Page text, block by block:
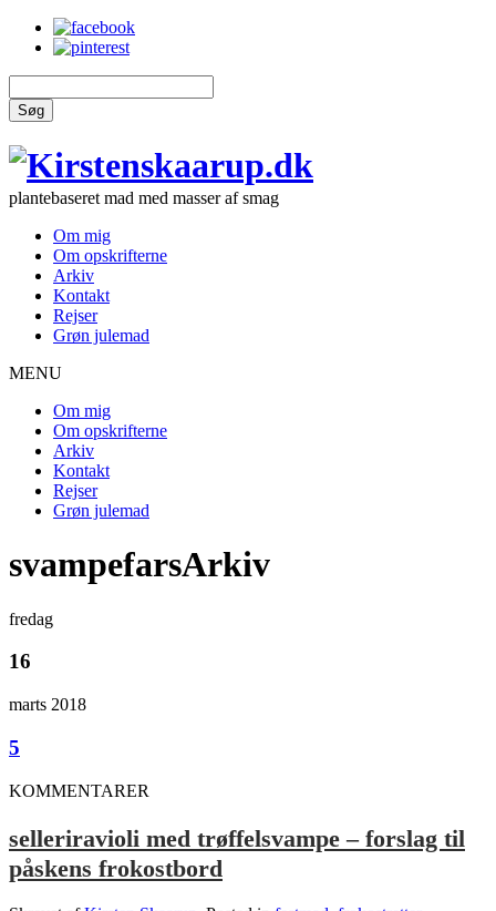
Søg
plantebaseret mad med masser af smag
Om mig
Om opskrifterne
Arkiv
Kontakt
Rejser
Grøn julemad
MENU
Om mig
Om opskrifterne
Arkiv
Kontakt
Rejser
Grøn julemad
svampefarsArkiv
fredag
16
marts 2018
5
KOMMENTARER
selleriravioli med trøffelsvampe – forslag til
påskens frokostbord